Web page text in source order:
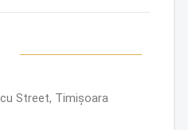
Street, Timișoara